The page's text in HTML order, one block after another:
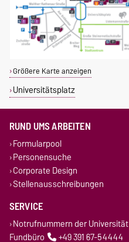
Größere Karte anzeigen
Universitätsplatz
RUND UMS ARBEITEN
Formularpool
Personensuche
Corporate Design
Stellenausschreibungen
SERVICE
Notrufnummern der Universität
Fundbüro
+49 391 67-54444